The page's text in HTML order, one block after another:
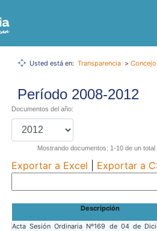
Usted está en: Transparencia >
Período 2008-2012
Documentos del año:
Mostrando documentos: 1-10 de un total
Exportar a Excel Exportar a
Descripción
Acta Sesión Ordinaria Nº169 de 04 de